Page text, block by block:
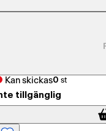
Kan skickas0 st
tillgänglig